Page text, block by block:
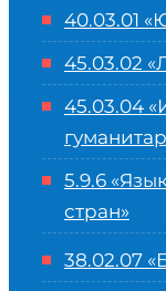
40.03.01
45.03.02
45.03.04 «
5.9.6
стран»
38.02.07